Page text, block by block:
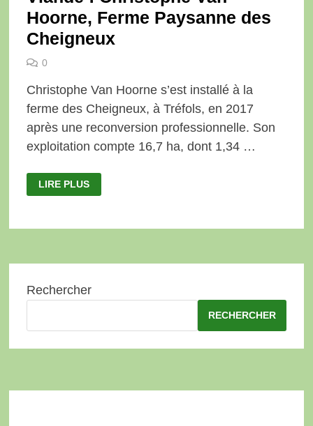
Hoorne, Ferme Paysanne des
Cheigneux
0
Christophe Van Hoorne s’est installé à la
ferme des Cheigneux, à Tréfols, en 2017
après une reconversion professionnelle. Son
exploitation compte 16,7 ha, dont 1,34 …
VIANDE
:
CHRISTOPHE
FERME
LIRE PLUS
Rechercher
RECHERCHER